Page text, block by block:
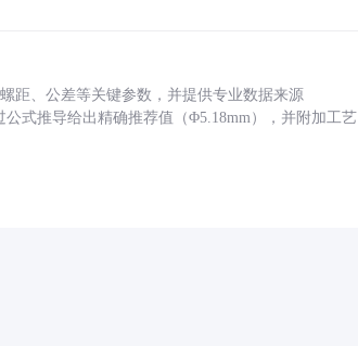
距、公差等关键参数，并提供专业数据来源
公式推导给出精确推荐值（Φ5.18mm），并附加工艺